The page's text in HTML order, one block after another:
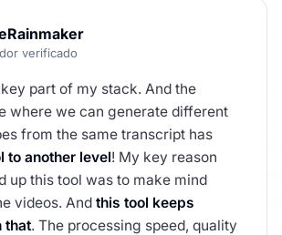
verificado
part of my stack. And the
where we can generate different
from the same transcript has
to another level! My key reason
up this tool was to make mind
videos. And this tool keeps
that. The processing speed, quality